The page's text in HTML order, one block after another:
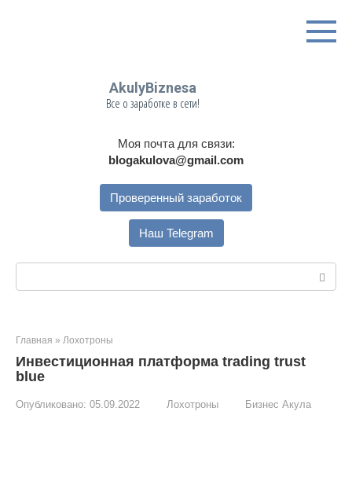
AkulyBiznesa
Все о заработке в сети!
Моя почта для связи:
blogakulova@gmail.com
Проверенный заработок
Наш Telegram
Главная » Лохотроны
Инвестиционная платформа trading trust
blue
Опубликовано: 05.09.2022 Лохотроны Бизнес Акула